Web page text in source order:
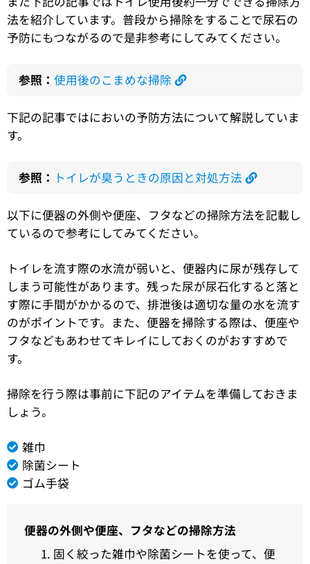
法を紹介しています。普段から掃除をすることで尿石の
予防にもつながるので是非参考にしてみてください。
参照： 使用後のこまめな掃除
下記の記事ではにおいの予防方法について解説していま
す。
参照： トイレが臭うときの原因と対処方法
以下に便器の外側や便座、フタなどの掃除方法を記載し
ているので参考にしてみてください。
トイレを流す際の水流が弱いと、便器内に尿が残存して
しまう可能性があります。残った尿が尿石化すると落と
す際に手間がかかるので、排泄後は適切な量の水を流す
のがポイントです。また、便器を掃除する際は、便座や
フタなどもあわせてキレイにしておくのがおすすめで
す。
掃除を行う際は事前に下記のアイテムを準備しておきま
しょう。
雑巾
除菌シート
ゴム手袋
便器の外側や便座、フタなどの掃除方法
固く絞った雑巾や除菌シートを使って、便